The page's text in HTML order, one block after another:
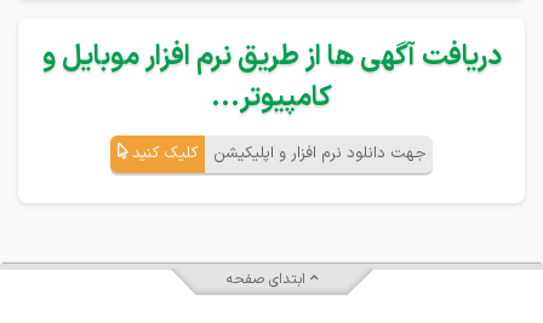
دریافت آگهی ها از طریق نرم افزار موبایل و
کامپیوتر...
جهت دانلود نرم افزار و اپلیکیشن کلیک کنید
ابتدای صفحه